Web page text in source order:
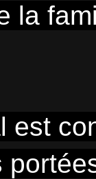
la
est